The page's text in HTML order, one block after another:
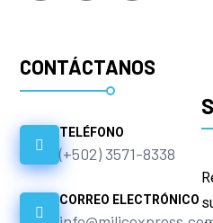
CONTÁCTANOS
TELÉFONO
(+502) 3571-8338
CORREO ELECTRÓNICO